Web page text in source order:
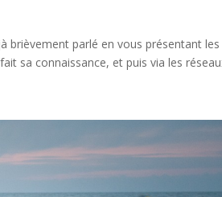
brièvement parlé en vous présentant les
sa connaissance, et puis via les